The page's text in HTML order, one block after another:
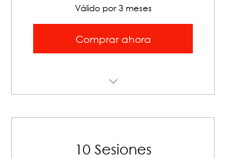
Válido por 3 meses
Comprar ahora
10 Sesiones